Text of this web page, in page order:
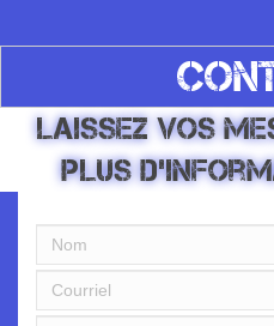
Laissez vos
plus